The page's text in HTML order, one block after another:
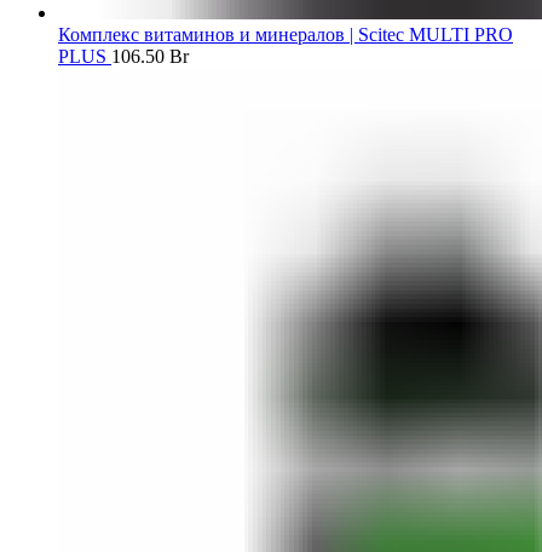
Комплекс витаминов и минералов | Scitec MULTI PRO
PLUS 106.50 Br